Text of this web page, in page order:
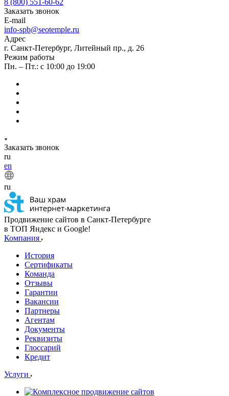
8 (800) 551-60-62
Заказать звонок
E-mail
info-spb@seotemple.ru
Адрес
г. Санкт-Петербург, Литейный пр., д. 26
Режим работы
Пн. – Пт.: с 10:00 до 19:00
Заказать звонок
ru
en
ru
Продвижение сайтов в Санкт-Петербурге
в ТОП Яндекс и Google!
Компания
История
Сертификаты
Команда
Отзывы
Гарантии
Вакансии
Партнеры
Агентам
Документы
Реквизиты
Глоссарий
Кредит
Услуги